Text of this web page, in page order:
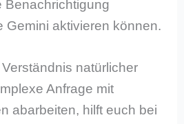
Benachrichtigung
Gemini aktivieren können.
natürlicher
Anfrage mit
abarbeiten, hilft euch bei